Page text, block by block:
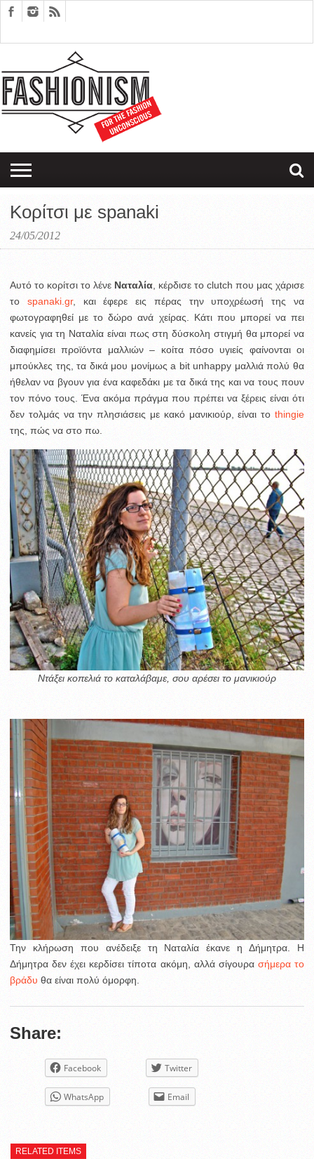
EDITORIALS
COUPLES
THERAPY
SARTORIAGRAM
Κορίτσι με spanaki
24/05/2012
Αυτό το κορίτσι το λένε Ναταλία , κέρδισε το clutch που μας χάρισε
το spanaki.gr, και έφερε εις πέρας την υποχρέωσή της να
φωτογραφηθεί με το δώρο ανά χείρας. Κάτι που μπορεί να πει
κανείς για τη Ναταλία είναι πως στη δύσκολη στιγμή θα μπορεί να
διαφημίσει προϊόντα μαλλιών – κοίτα πόσο υγιείς φαίνονται οι
μπούκλες της, τα δικά μου μονίμως a bit unhappy μαλλιά πολύ θα
ήθελαν να βγουν για ένα καφεδάκι με τα δικά της και να τους πουν
τον πόνο τους. Ένα ακόμα πράγμα που πρέπει να ξέρεις είναι ότι
δεν τολμάς να την πλησιάσεις με κακό μανικιούρ, είναι το thingie
της, πώς να στο πω.
Ντάξει κοπελιά το καταλάβαμε, σου αρέσει το μανικιούρ
Την κλήρωση που ανέδειξε τη Ναταλία έκανε η Δήμητρα. Η
Δήμητρα δεν έχει κερδίσει τίποτα ακόμη, αλλά σίγουρα σήμερα το
βράδυ θα είναι πολύ όμορφη.
Share:
Facebook Twitter
WhatsApp Email
RELATED ITEMS